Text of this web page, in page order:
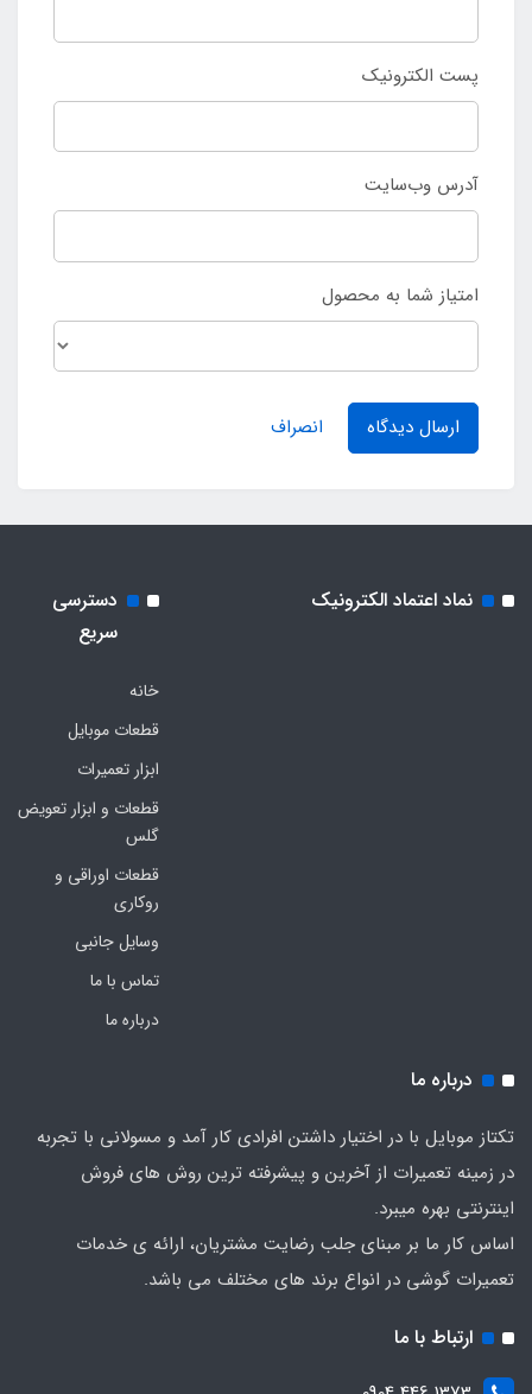
پست الکترونیک
آدرس وب‌سایت
امتیاز شما به محصول
ارسال دیدگاه انصراف
نماد اعتماد الکترونیک
دسترسی
سریع
خانه
قطعات موبایل
ابزار تعمیرات
قطعات و ابزار تعویض
گلس
قطعات اوراقی و
روکاری
وسایل جانبی
تماس با ما
درباره ما
درباره ما
تکتاز موبایل با در اختیار داشتن افرادی کار آمد و مسولانی با تجربه
در زمینه تعمیرات از آخرین و پیشرفته ترین روش های فروش
اینترنتی بهره میبرد.
اساس کار ما بر مبنای جلب رضایت مشتریان، ارائه ی خدمات
تعمیرات گوشی در انواع برند های مختلف می باشد.
ارتباط با ما